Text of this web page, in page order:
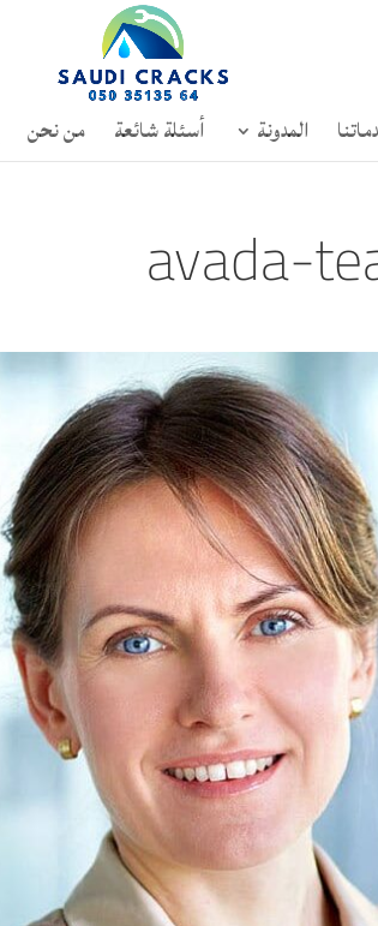
المدونة أسئلة شائعة من نحن
avada-